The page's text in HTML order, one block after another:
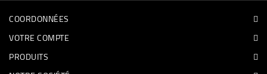
COORDONNÉES
VOTRE COMPTE
PRODUITS